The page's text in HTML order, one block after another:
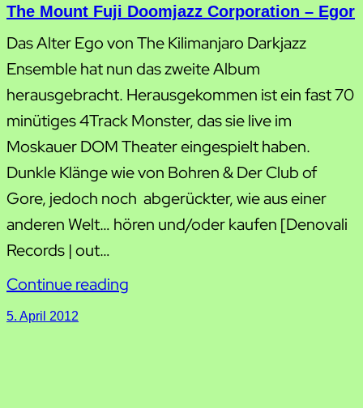
The Mount Fuji Doomjazz Corporation – Egor
Das Alter Ego von The Kilimanjaro Darkjazz
Ensemble hat nun das zweite Album
herausgebracht. Herausgekommen ist ein fast 70
minütiges 4Track Monster, das sie live im
Moskauer DOM Theater eingespielt haben.
Dunkle Klänge wie von Bohren & Der Club of
Gore, jedoch noch abgerückter, wie aus einer
anderen Welt… hören und/oder kaufen [Denovali
Records | out…
Continue reading
5. April 2012